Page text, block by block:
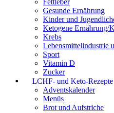
Gesunde Ernährung
Kinder und
Ketogene Ernährung/
Krebs
Lebensmittelindustrie
Sport
Vitamin D
Zucker
LCHF- und Keto-Rezepte
Adventskalender
Menüs
Brot und Aufstriche